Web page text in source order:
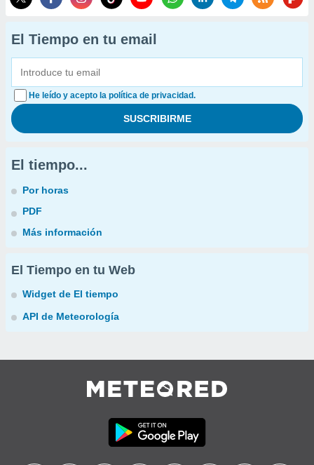
El Tiempo en tu email
He leído y acepto la política de privacidad.
El tiempo...
Por horas
PDF
Más información
El Tiempo en tu Web
Widget de El tiempo
API de Meteorología